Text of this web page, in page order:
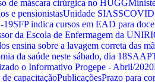
de máscara cirúrgica no HUGG
e pensionistasUnidade SIASSCOVID
19SFP indica cursos em EAD para
da Escola de Enfermagem da
ensina sobre a lavagem correta das
da saúde neste sábado, dia 18
o Informativo Progepe - Abril/2020
capacitaçãoPublicaçõesPrazo para